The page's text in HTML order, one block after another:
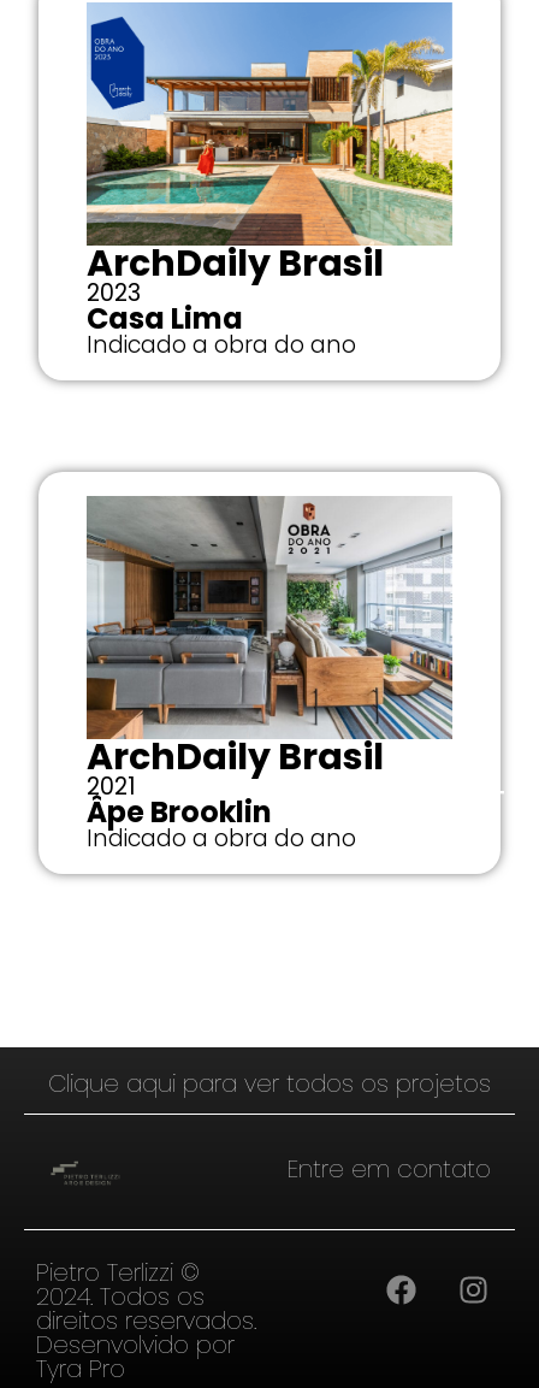
ArchDaily Brasil
2023
Casa Lima
Indicado a obra do ano
ArchDaily Brasil
2021
Âpe Brooklin
Indicado a obra do ano
Clique aqui para ver todos os projetos
Entre em contato
Pietro Terlizzi ©
2024. Todos os
direitos reservados.
Desenvolvido por
Tyra Pro
PT